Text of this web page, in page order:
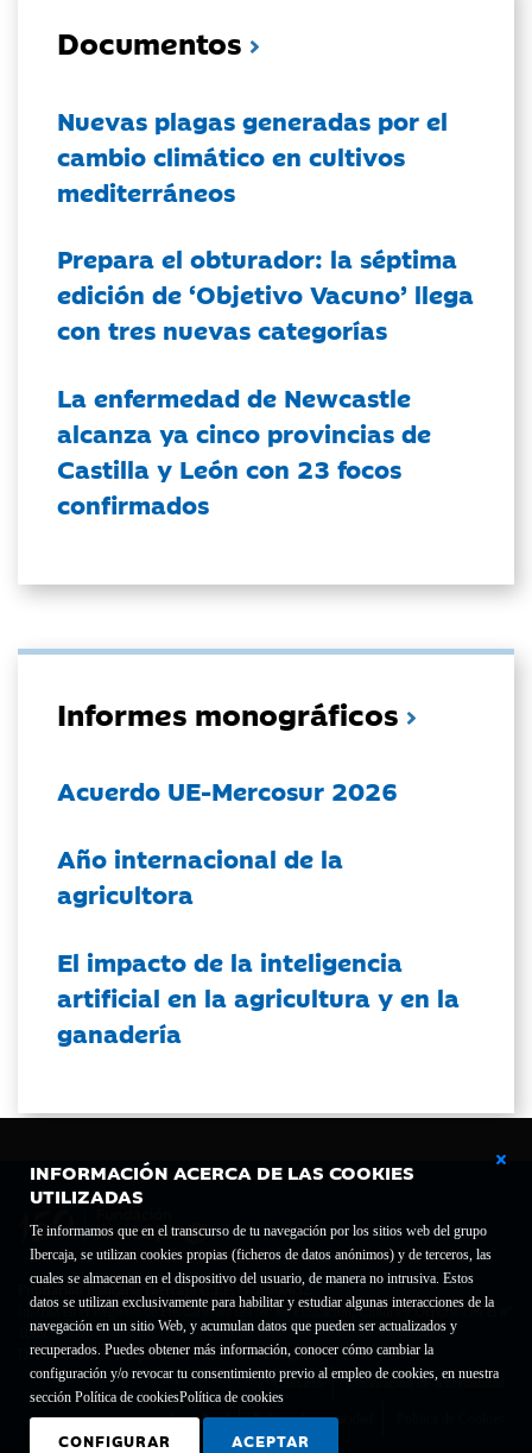
INFORMACIÓN ACERCA DE LAS COOKIES
UTILIZADAS
Te informamos que en el transcurso de tu navegación por los sitios web del grupo
Ibercaja, se utilizan cookies propias (ficheros de datos anónimos) y de terceros, las
cuales se almacenan en el dispositivo del usuario, de manera no intrusiva. Estos
datos se utilizan exclusivamente para habilitar y estudiar algunas interacciones de la
navegación en un sitio Web, y acumulan datos que pueden ser actualizados y
recuperados. Puedes obtener más información, conocer cómo cambiar la
configuración y/o revocar tu consentimiento previo al empleo de cookies, en nuestra
sección Política de cookiesPolítica de cookies
CONFIGURAR ACEPTAR
Documentos
Nuevas plagas generadas por el
cambio climático en cultivos
mediterráneos
Prepara el obturador: la séptima
edición de ‘Objetivo Vacuno’ llega
con tres nuevas categorías
La enfermedad de Newcastle
alcanza ya cinco provincias de
Castilla y León con 23 focos
confirmados
Informes monográficos
Acuerdo UE-Mercosur 2026
Año internacional de la
agricultora
El impacto de la inteligencia
artificial en la agricultura y en la
ganadería
Fundación Bancaria Ibercaja C.I.F. G-50000652.
Inscrita en el Registro de Fundaciones del Mº de Educación, Cultura y Deporte con el nº
1689.
Domicilio social: Joaquín Costa, 13. 50001 Zaragoza.
Contacto
Declaración de accesibilidad
Aviso legal Política de privacidad